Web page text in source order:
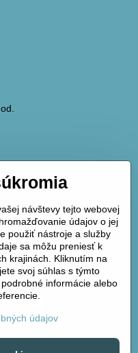
návštevy tejto webovej
údajov o jej
použiť nástroje a služby
sa môžu preniesť k
krajinách. Kliknutím na
svoj súhlas s týmto
informácie alebo
údajov